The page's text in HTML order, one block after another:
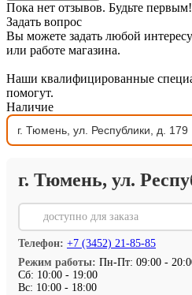
Пока нет отзывов. Будьте первым!
Задать вопрос
Вы можете задать любой
или работе магазина.
Наши квалифицированные
помогут.
Наличие
г. Тюмень, ул.
доступно для заказа
Телефон: +7 (3452) 21-85-85
Режим работы: Пн-Пт: 09:00 -
Сб: 10:00 - 19:00
Вс: 10:00 - 18:00